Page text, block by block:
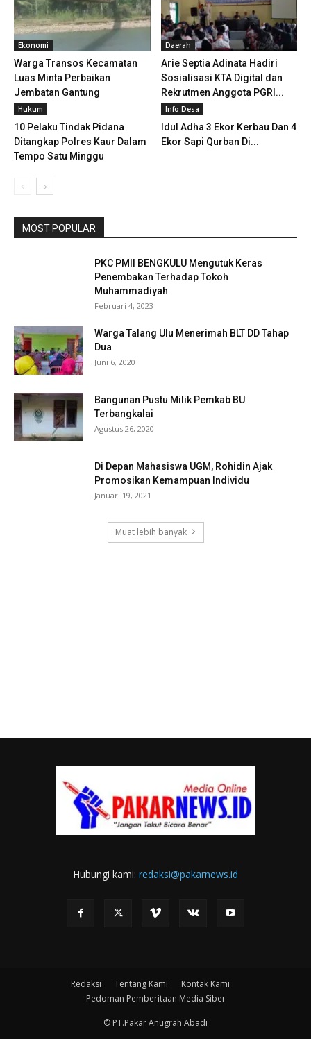
Ekonomi
Warga Transos Kecamatan
Luas Minta Perbaikan
Jembatan Gantung
Daerah
Arie Septia Adinata Hadiri
Sosialisasi KTA Digital dan
Rekrutmen Anggota PGRI...
Hukum
10 Pelaku Tindak Pidana
Ditangkap Polres Kaur Dalam
Tempo Satu Minggu
Info Desa
Idul Adha 3 Ekor Kerbau Dan 4
Ekor Sapi Qurban Di...
MOST POPULAR
PKC PMII BENGKULU Mengutuk Keras
Penembakan Terhadap Tokoh
Muhammadiyah
Februari 4, 2023
Warga Talang Ulu Menerimah BLT DD Tahap
Dua
Juni 6, 2020
Bangunan Pustu Milik Pemkab BU
Terbangkalai
Agustus 26, 2020
Di Depan Mahasiswa UGM, Rohidin Ajak
Promosikan Kemampuan Individu
Januari 19, 2021
Muat lebih banyak
Hubungi kami: redaksi@pakarnews.id
Redaksi Tentang Kami
Kontak Kami
Pedoman Pemberitaan Media Siber
© PT.Pakar Anugrah Abadi